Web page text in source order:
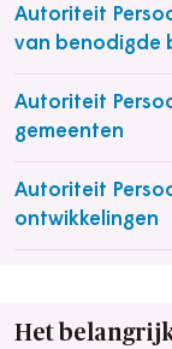
Autoriteit
van benodigde
Autoriteit
gemeenten
Autoriteit
ontwikkelingen
Het